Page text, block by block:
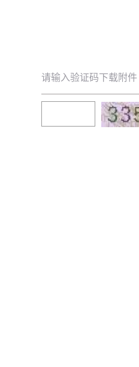
请输入验证码下载附件